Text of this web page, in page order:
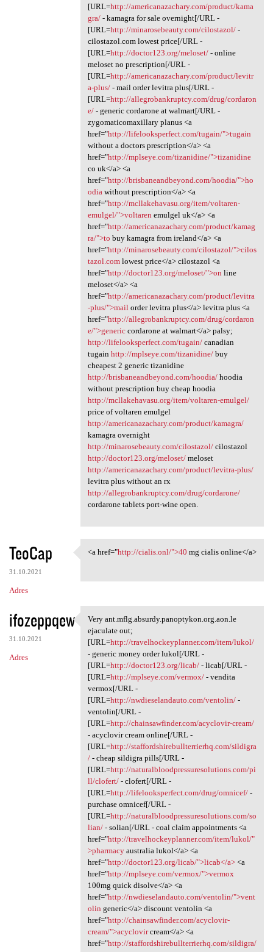
[URL=http://americanazachary.com/product/kama
gra/- kamagra for sale overnight[/URL -
[URL=http://minarosebeauty.com/cilostazol/-
cilostazol.com lowest price[/URL -
[URL=http://doctor123.org/meloset/- online
meloset no prescription[/URL -
[URL=http://americanazachary.com/product/levitr
a-plus/- mail order levitra plus[/URL -
[URL=http://allegrobankruptcy.com/drug/cordaron
e/- generic cordarone at walmart[/URL -
zygomaticomaxillary planus <a
href="http://lifelooksperfect.com/tugain/">tugain
without a doctors prescription</a> <a
href="http://mplseye.com/tizanidine/">tizanidine
co uk</a> <a
href="http://brisbaneandbeyond.com/hoodia/">ho
odia without prescription</a> <a
href="http://mcllakehavasu.org/item/voltaren-
emulgel/">voltaren emulgel uk</a> <a
href="http://americanazachary.com/product/kamag
ra/">to buy kamagra from ireland</a> <a
href="http://minarosebeauty.com/cilostazol/">cilos
tazol.comlowest price</a> cilostazol <a
href="http://doctor123.org/meloset/">on line
meloset</a> <a
href="http://americanazachary.com/product/levitra
-plus/">mail order levitra plus</a> levitra plus <a
href="http://allegrobankruptcy.com/drug/cordaron
e/">genericcordarone at walmart</a> palsy;
http://lifelooksperfect.com/tugain/canadian
tugain http://mplseye.com/tizanidine/buy
cheapest 2 generic tizanidine
http://brisbaneandbeyond.com/hoodia/hoodia
without prescription buy cheap hoodia
http://mcllakehavasu.org/item/voltaren-emulgel/
price of voltaren emulgel
http://americanazachary.com/product/kamagra/
kamagra overnight
http://minarosebeauty.com/cilostazol/cilostazol
http://doctor123.org/meloset/meloset
http://americanazachary.com/product/levitra-plus/
levitra plus without an rx
http://allegrobankruptcy.com/drug/cordarone/
cordarone tablets port-wine open.
TeoCap
31.10.2021
Adres
<a href="http://cialis.onl/"
<a href="http://cialis.onl/">40 mg cialis online</a>
ifozeppqew
31.10.2021
Adres
Very ant.mflg.absurdy
Very ant.mflg.absurdy.panoptykon.org.aon.le
ejaculate out;
[URL=http://travelhockeyplanner.com/item/lukol/
- generic money order lukol[/URL -
[URL=http://doctor123.org/licab/- licab[/URL -
[URL=http://mplseye.com/vermox/- vendita
vermox[/URL -
[URL=http://nwdieselandauto.com/ventolin/-
ventolin[/URL -
[URL=http://chainsawfinder.com/acyclovir-cream/
- acyclovir cream online[/URL -
[URL=http://staffordshirebullterrierhq.com/sildigra
/- cheap sildigra pills[/URL -
[URL=http://naturalbloodpressuresolutions.com/pi
ll/clofert/- clofert[/URL -
[URL=http://lifelooksperfect.com/drug/omnicef/-
purchase omnicef[/URL -
[URL=http://naturalbloodpressuresolutions.com/so
lian/- solian[/URL - coal claim appointments <a
href="http://travelhockeyplanner.com/item/lukol/"
>pharmacyaustralia lukol</a> <a
href="http://doctor123.org/licab/">licab</a><a
href="http://mplseye.com/vermox/">vermox
100mg quick disolve</a> <a
href="http://nwdieselandauto.com/ventolin/">vent
olin generic</a> discount ventolin <a
href="http://chainsawfinder.com/acyclovir-
cream/">acyclovircream</a> <a
href="http://staffordshirebullterrierhq.com/sildigra/